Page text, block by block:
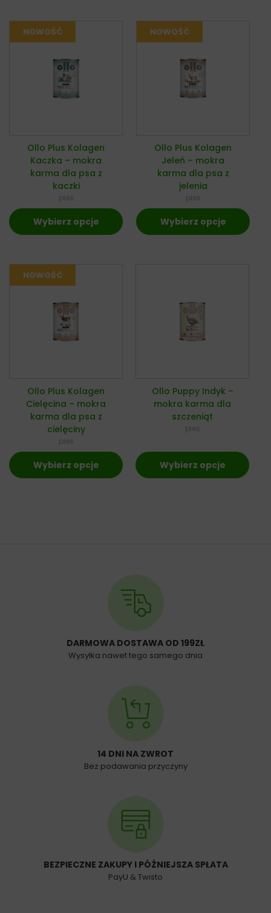
Ollo Plus Kolagen
Kaczka – mokra
karma dla psa z
kaczki
pies
Wybierz opcje
Ollo Plus Kolagen
Jeleń – mokra
karma dla psa z
jelenia
pies
Wybierz opcje
Ollo Plus Kolagen
Cielęcina – mokra
karma dla psa z
cielęciny
pies
Wybierz opcje
Ollo Puppy Indyk –
mokra karma dla
szczeniąt
pies
Wybierz opcje
DARMOWA DOSTAWA OD 199ZŁ
Wysyłka nawet tego samego dnia
14 DNI NA ZWROT
Bez podawania przyczyny
BEZPIECZNE ZAKUPY I PÓŹNIEJSZA SPŁATA
PayU & Twisto